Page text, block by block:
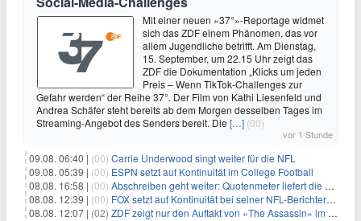
Mit einer neuen «37°»-Reportage widmet
sich das ZDF einem Phänomen, das vor
allem Jugendliche betrifft. Am Dienstag,
15. September, um 22.15 Uhr zeigt das
ZDF die Dokumentation „Klicks um jeden
Preis – Wenn TikTok-Challenges zur
Gefahr werden“ der Reihe 37°. Der Film von Kathi Liesenfeld und
Andrea Schäfer steht bereits ab dem Morgen desselben Tages im
Streaming-Angebot des Senders bereit. Die […] (00)
vor 1 Stunde
09.08. 06:40 | (00) Carrie Underwood singt weiter für die NFL
09.08. 05:39 | (00) ESPN setzt auf Kontinuität im College Football
08.08. 16:58 | (00) Abschreiben geht weiter: Quotenmeter liefert die Vorlagen
08.08. 12:39 | (00) FOX setzt auf Kontinuität bei seiner NFL-Berichterstattung
08.08. 12:07 | (02) ZDF zeigt nur den Auftakt von «The Assassin» im Fernsehen